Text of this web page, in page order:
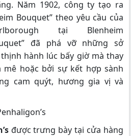
Năm 1902, công ty tạo ra
Bouquet” theo yêu cầu của
tại Blenheim
đã phá vỡ những sở
hành lúc bấy giờ mà thay
hoặc bởi sự kết hợp sành
cam quýt, hương gia vị và
được trưng bày tại cửa hàng